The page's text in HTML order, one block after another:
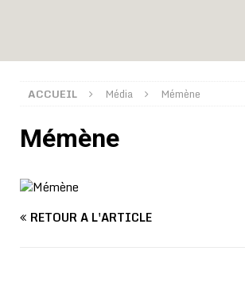
[ 02/08/2026 ]
[ 31/07/2026 ]
Épinglé par
ACCUEIL Média Mémène
Mémène
RETOUR À L'ARTICLE